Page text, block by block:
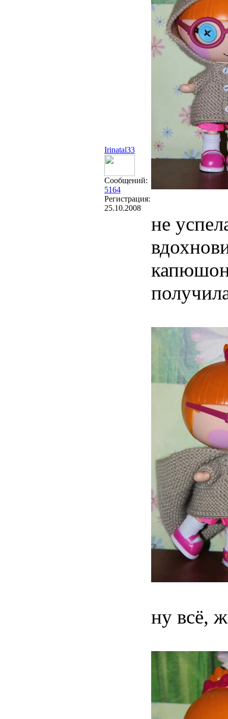
Irinatal33
Сообщений:
5164
Регистрация:
25.10.2008
не
ну всё,